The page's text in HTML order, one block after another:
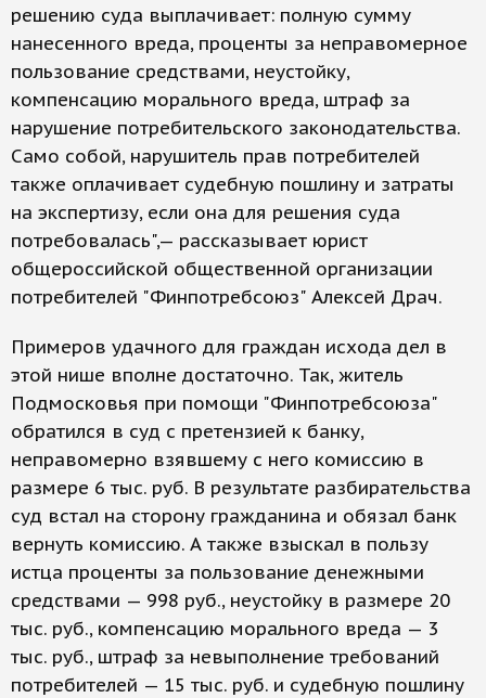
решению суда выплачивает: полную сумму
нанесенного вреда, проценты за неправомерное
пользование средствами, неустойку,
компенсацию морального вреда, штраф за
нарушение потребительского законодательства.
Само собой, нарушитель прав потребителей
также оплачивает судебную пошлину и затраты
на экспертизу, если она для решения суда
потребовалась",— рассказывает юрист
общероссийской общественной организации
потребителей "Финпотребсоюз" Алексей Драч.
Примеров удачного для граждан исхода дел в
этой нише вполне достаточно. Так, житель
Подмосковья при помощи "Финпотребсоюза"
обратился в суд с претензией к банку,
неправомерно взявшему с него комиссию в
размере 6 тыс. руб. В результате разбирательства
суд встал на сторону гражданина и обязал банк
вернуть комиссию. А также взыскал в пользу
истца проценты за пользование денежными
средствами — 998 руб., неустойку в размере 20
тыс. руб., компенсацию морального вреда — 3
тыс. руб., штраф за невыполнение требований
потребителей — 15 тыс. руб. и судебную пошлину